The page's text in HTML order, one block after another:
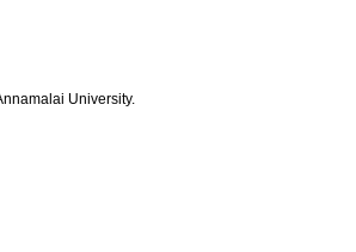
University.